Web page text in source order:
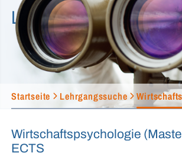
Lehrgangssuche
Startseite Lehrgangssuche
Wirtschaftspsychologie
ECTS